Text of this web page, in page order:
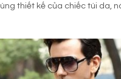
thiết kế của chiếc túi da,